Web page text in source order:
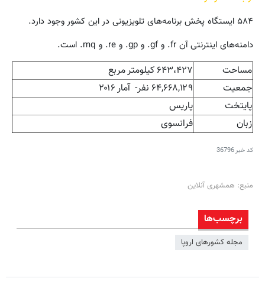
۵۸۴ ایستگاه پخش برنامه‌های تلویزیونی در این کشور وجود دارد.
دامنه‌های اینترنتی آن fr. و gf. و gp. و re. و mq. است.
مساحت
۶۴۳،۴۲۷ کیلومتر مربع
جمعیت
۶۴,۶۶۸,۱۲۹ نفر- آمار ۲۰۱۶
پایتخت
پاریس
زبان
فرانسوی
کد خبر36796
منبع: همشهری آنلاین
برچسب‌ها
مجله کشورهای اروپا